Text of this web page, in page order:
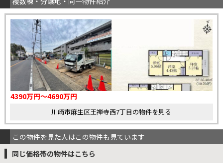
4390万円～4690万円
川崎市麻生区王禅寺西7丁目の物件を見る
この物件を見た人はこの物件も見ています
同じ価格帯の物件はこちら